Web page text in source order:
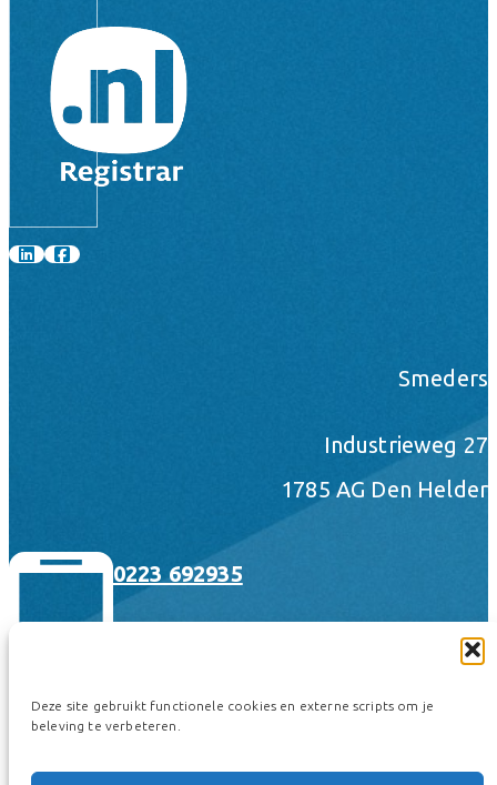
Deze site gebruikt functionele cookies en externe scripts om je
beleving te verbeteren.
Smeders
Industrieweg 27
1785 AG Den Helder
0223 692935